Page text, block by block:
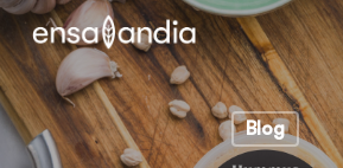
Skip
to
main
content
Blog